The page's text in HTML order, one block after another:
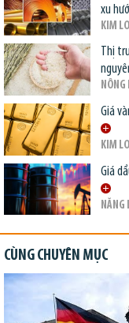
xu
KIM
Thị
NÔNG
Giá
KIM
Giá
NĂNG
CÙNG CHUYÊN MỤC